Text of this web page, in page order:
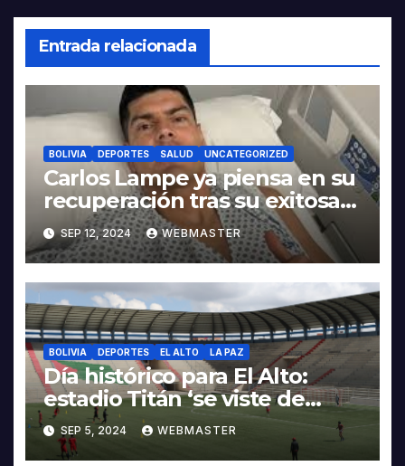
Entrada relacionada
BOLIVIA DEPORTES SALUD UNCATEGORIZED
Carlos Lampe ya piensa en su
recuperación tras su exitosa
operación en el tendón de
Aquiles
SEP 12, 2024 WEBMASTER
BOLIVIA DEPORTES EL ALTO LA PAZ
Día histórico para El Alto:
estadio Titán ‘se viste de
esmoquin’ para eliminatorias
SEP 5, 2024 WEBMASTER